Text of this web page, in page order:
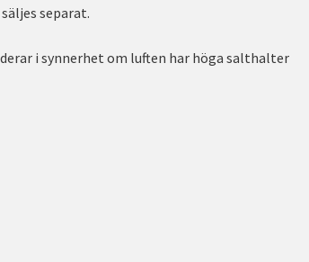
separat.
i synnerhet om luften har höga salthalter